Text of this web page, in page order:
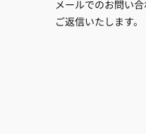
メールでのお問い
ご返信いたします。